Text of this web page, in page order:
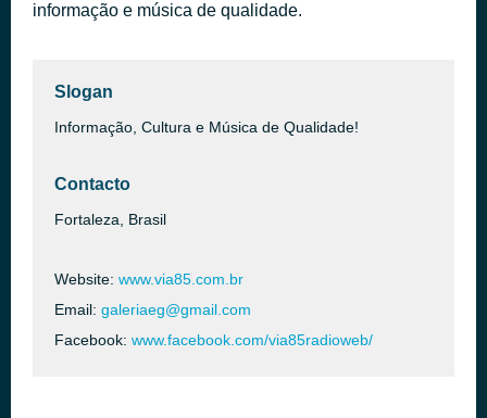
informação e música de qualidade.
Slogan
Informação, Cultura e Música de Qualidade!
Contacto
Fortaleza, Brasil
Website: www.via85.com.br
Email: galeriaeg@gmail.com
Facebook: www.facebook.com/via85radioweb/